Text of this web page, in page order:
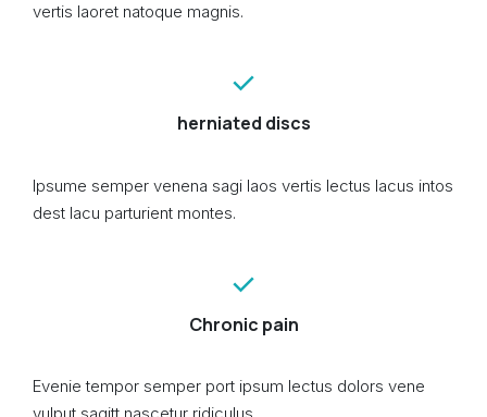
vertis laoret natoque magnis.
herniated discs
Ipsume semper venena sagi laos vertis lectus lacus intos
dest lacu parturient montes.
Chronic pain
Evenie tempor semper port ipsum lectus dolors vene